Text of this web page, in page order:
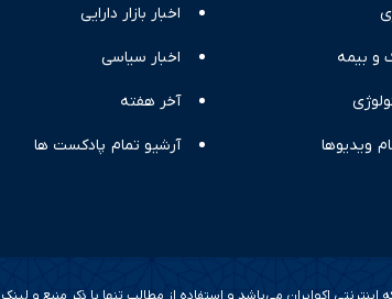
اخبار بازار دارایی
و بیمه اخبار سیاسی
آخر هفته
ویدیوها آرشیو تمام پادکست ها